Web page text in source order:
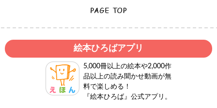
絵本ひろばアプリ
5,000冊以上の絵本や2,000作
品以上の読み聞かせ動画が無
料で楽しめる！
『絵本ひろば』公式アプリ。